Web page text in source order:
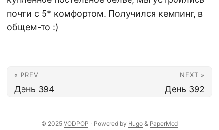
почти с 5* комфортом. Получился кемпинг, в
общем-то :)
« PREV
День 394
NEXT »
День 392
© 2025 VODPOP · Powered by Hugo & PaperMod